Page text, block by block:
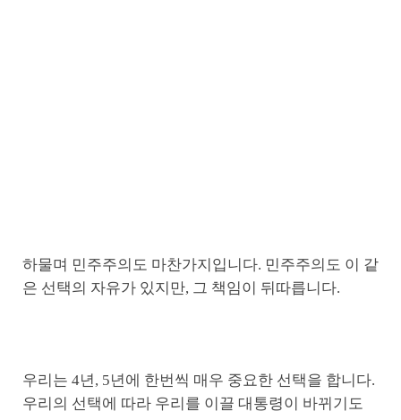
하물며 민주주의도 마찬가지입니다. 민주주의도 이 같
은 선택의 자유가 있지만, 그 책임이 뒤따릅니다.
우리는 4년, 5년에 한번씩 매우 중요한 선택을 합니다.
우리의 선택에 따라 우리를 이끌 대통령이 바뀌기도